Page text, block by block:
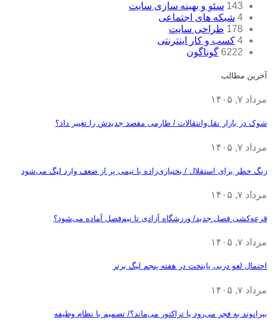
143 سئو و بهینه سازی سایت
4 شبکه های اجتماعی
178 طراحی سایت
4 کسب و کار اینترنتی
6222 گوناگون
آخرین مطالب
مرداد ۷, ۱۴۰۵
شوک در بازار نقل‌وانتقالات / طارمی مقصد جدیدش را تغییر داد؟
مرداد ۷, ۱۴۰۵
زنگ خطر برای استقلال / بختیاری‌زاده با تیمی پر از ضعف وارد لیگ می‌شود
مرداد ۷, ۱۴۰۵
قرعه‎‌کشی فصل جدید/ ورزشگاه آزادی تا نیم‌فصل آماده می‌شود؟
مرداد ۷, ۱۴۰۵
احتمال لغو دربی پایتخت در هفته پنجم لیگ برتر
مرداد ۷, ۱۴۰۵
بیرانوند به فجر می‌رود یا تراکتور می‌ماند؟/ تصمیم با نظام وظیفه